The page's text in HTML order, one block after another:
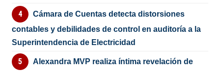
Cámara de Cuentas detecta distorsiones
contables y debilidades de control en auditoría a la
Superintendencia de Electricidad
Alexandra MVP realiza íntima revelación de